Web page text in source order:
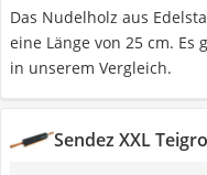
Das Nudelholz aus
eine Länge von 25 cm.
in unserem Vergleich.
Sendez XXL